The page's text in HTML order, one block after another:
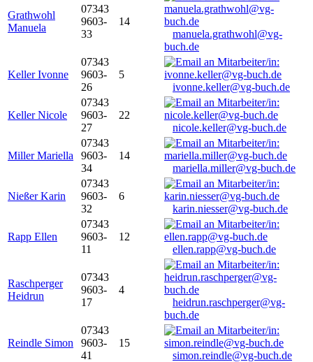
Grathwohl
Manuela
07343
9603-
33
14
manuela.grathwohl@vg-
buch.de
Keller Ivonne
07343
9603-
26
5
ivonne.keller@vg-buch.de
Keller Nicole
07343
9603-
27
22
nicole.keller@vg-buch.de
Miller Mariella
07343
9603-
34
14
mariella.miller@vg-buch.de
Nießer Karin
07343
9603-
32
6
karin.niesser@vg-buch.de
Rapp Ellen
07343
9603-
11
12
ellen.rapp@vg-buch.de
Raschperger
Heidrun
07343
9603-
17
4
heidrun.raschperger@vg-
buch.de
Reindle Simon
07343
9603-
41
15
simon.reindle@vg-buch.de